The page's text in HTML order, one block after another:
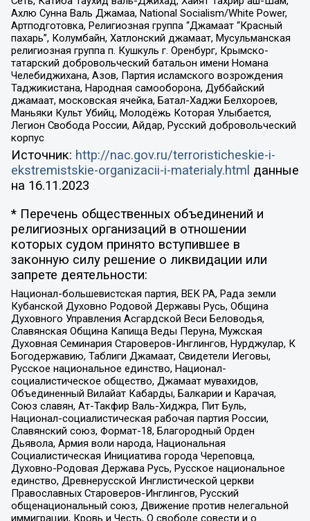
Ахлю Сунна Валь Джамаа, National Socialism/White Power,
Артподготовка, Религиозная группа “Джамаат “Красный
пахарь”, Колумбайн, Хатлонский джамаат, Мусульманская
религиозная группа п. Кушкуль г. Оренбург, Крымско-
татарский добровольческий батальон имени Номана
Челебиджихана, Азов, Партия исламского возрождения
Таджикистана, Народная самооборона, Дуббайский
джамаат, московская ячейка, Батал-Хаджи Белхороев,
Маньяки Культ Убийц, Молодёжь Которая Улыбается,
Легион Свобода России, Айдар, Русский добровольческий
корпус
Источник: http://nac.gov.ru/terroristicheskie-i-
ekstremistskie-organizacii-i-materialy.html данные
на 16.11.2023
* Перечень общественных объединений и
религиозных организаций в отношении
которых судом принято вступившее в
законную силу решение о ликвидации или
запрете деятельности:
Национал-большевистская партия, ВЕК РА, Рада земли
Кубанской Духовно Родовой Державы Русь, Община
Духовного Управления Асгардской Веси Беловодья,
Славянская Община Капища Веды Перуна, Мужская
Духовная Семинария Староверов-Инглингов, Нурджулар, К
Богодержавию, Таблиги Джамаат, Свидетели Иеговы,
Русское национальное единство, Национал-
социалистическое общество, Джамаат мувахидов,
Объединенный Вилайат Кабарды, Балкарии и Карачая,
Союз славян, Ат-Такфир Валь-Хиджра, Пит Буль,
Национал-социалистическая рабочая партия России,
Славянский союз, Формат-18, Благородный Орден
Дьявола, Армия воли народа, Национальная
Социалистическая Инициатива города Череповца,
Духовно-Родовая Держава Русь, Русское национальное
единство, Древнерусской Инглистической церкви
Православных Староверов-Инглингов, Русский
общенациональный союз, Движение против нелегальной
иммиграции, Кровь и Честь, О свободе совести и о